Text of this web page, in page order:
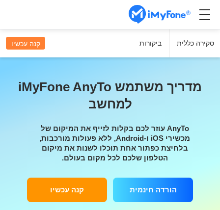
סקירה כללית ביקורות קנה עכשיו
מדריך משתמש iMyFone AnyTo
למחשב
AnyTo עוזר לכם בקלות לזייף את המיקום של
מכשירי iOS ו-Android, ללא פעולות מורכבות,
בלחיצת כפתור אחת תוכלו לשנות את מיקום
הטלפון שלכם לכל מקום בעולם.
הורדה חינמית קנה עכשיו